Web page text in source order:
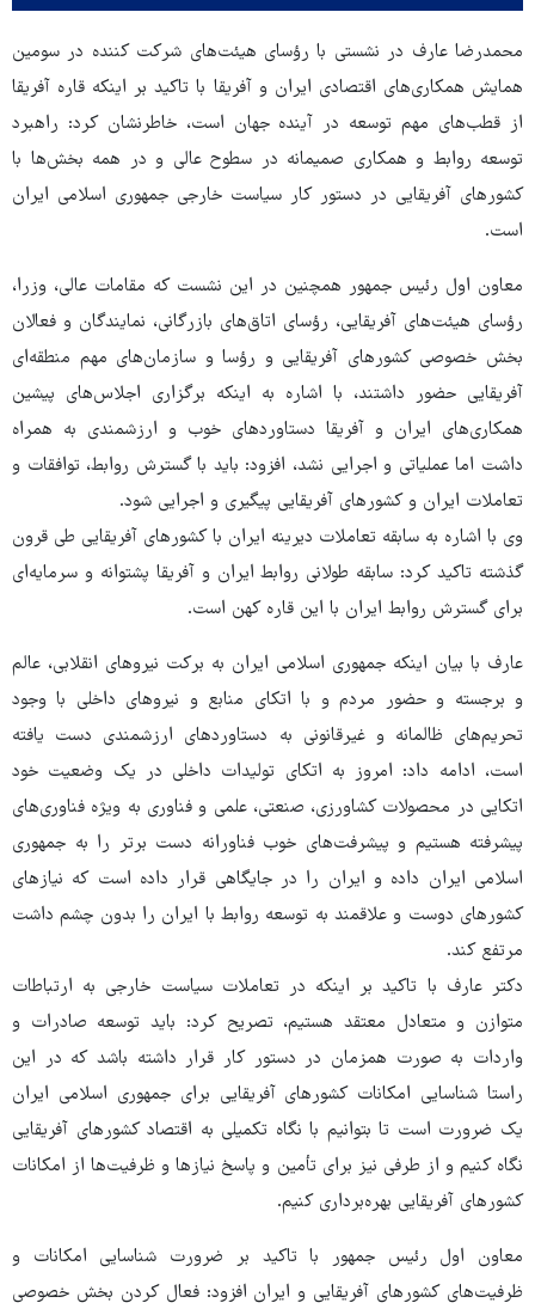
محمدرضا عارف در نشستی با رؤسای هیئت‌های شرکت کننده در سومین
همایش همکاری‌های اقتصادی ایران و آفریقا با تاکید بر اینکه قاره آفریقا
از قطب‌های مهم توسعه در آینده جهان است، خاطرنشان کرد: راهبرد
توسعه روابط و همکاری صمیمانه در سطوح عالی و در همه بخش‌ها با
کشورهای آفریقایی در دستور کار سیاست خارجی جمهوری اسلامی ایران
است.
معاون اول رئیس جمهور همچنین در این نشست که مقامات عالی، وزرا،
رؤسای هیئت‌های آفریقایی، رؤسای اتاق‌های بازرگانی، نمایندگان و فعالان
بخش خصوصی کشورهای آفریقایی و رؤسا و سازمان‌های مهم منطقه‌ای
آفریقایی حضور داشتند، با اشاره به اینکه برگزاری اجلاس‌های پیشین
همکاری‌های ایران و آفریقا دستاوردهای خوب و ارزشمندی به همراه
داشت اما عملیاتی و اجرایی نشد، افزود: باید با گسترش روابط، توافقات و
تعاملات ایران و کشورهای آفریقایی پیگیری و اجرایی شود.
وی با اشاره به سابقه تعاملات دیرینه ایران با کشورهای آفریقایی طی قرون
گذشته تاکید کرد: سابقه طولانی روابط ایران و آفریقا پشتوانه و سرمایه‌ای
برای گسترش روابط ایران با این قاره کهن است.
عارف با بیان اینکه جمهوری اسلامی ایران به برکت نیروهای انقلابی، عالم
و برجسته و حضور مردم و با اتکای منابع و نیروهای داخلی با وجود
تحریم‌های ظالمانه و غیرقانونی به دستاوردهای ارزشمندی دست یافته
است، ادامه داد: امروز به اتکای تولیدات داخلی در یک وضعیت خود
اتکایی در محصولات کشاورزی، صنعتی، علمی و فناوری به ویژه فناوری‌های
پیشرفته هستیم و پیشرفت‌های خوب فناورانه دست برتر را به جمهوری
اسلامی ایران داده و ایران را در جایگاهی قرار داده است که نیازهای
کشورهای دوست و علاقمند به توسعه روابط با ایران را بدون چشم داشت
مرتفع کند.
دکتر عارف با تاکید بر اینکه در تعاملات سیاست خارجی به ارتباطات
متوازن و متعادل معتقد هستیم، تصریح کرد: باید توسعه صادرات و
واردات به صورت همزمان در دستور کار قرار داشته باشد که در این
راستا شناسایی امکانات کشورهای آفریقایی برای جمهوری اسلامی ایران
یک ضرورت است تا بتوانیم با نگاه تکمیلی به اقتصاد کشورهای آفریقایی
نگاه کنیم و از طرفی نیز برای تأمین و پاسخ نیازها و ظرفیت‌ها از امکانات
کشورهای آفریقایی بهره‌برداری کنیم.
معاون اول رئیس جمهور با تاکید بر ضرورت شناسایی امکانات و
ظرفیت‌های کشورهای آفریقایی و ایران افزود: فعال کردن بخش خصوصی